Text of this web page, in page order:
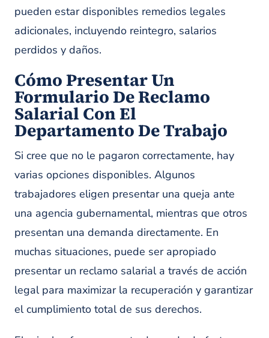
pueden estar disponibles remedios legales
adicionales, incluyendo reintegro, salarios
perdidos y daños.
Cómo Presentar Un
Formulario De Reclamo
Salarial Con El
Departamento De Trabajo
Si cree que no le pagaron correctamente, hay
varias opciones disponibles. Algunos
trabajadores eligen presentar una queja ante
una agencia gubernamental, mientras que otros
presentan una demanda directamente. En
muchas situaciones, puede ser apropiado
presentar un reclamo salarial a través de acción
legal para maximizar la recuperación y garantizar
el cumplimiento total de sus derechos.